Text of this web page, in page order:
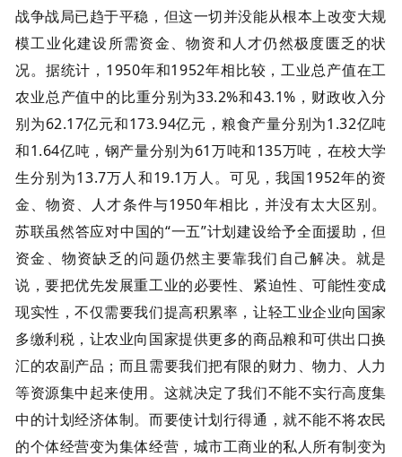
战争战局已趋于平稳，但这一切并没能从根本上改变大规
模工业化建设所需资金、物资和人才仍然极度匮乏的状
况。据统计，1950年和1952年相比较，工业总产值在工
农业总产值中的比重分别为33.2%和43.1%，财政收入分
别为62.17亿元和173.94亿元，粮食产量分别为1.32亿吨
和1.64亿吨，钢产量分别为61万吨和135万吨，在校大学
生分别为13.7万人和19.1万人。可见，我国1952年的资
金、物资、人才条件与1950年相比，并没有太大区别。
苏联虽然答应对中国的“一五”计划建设给予全面援助，但
资金、物资缺乏的问题仍然主要靠我们自己解决。就是
说，要把优先发展重工业的必要性、紧迫性、可能性变成
现实性，不仅需要我们提高积累率，让轻工业企业向国家
多缴利税，让农业向国家提供更多的商品粮和可供出口换
汇的农副产品；而且需要我们把有限的财力、物力、人力
等资源集中起来使用。这就决定了我们不能不实行高度集
中的计划经济体制。而要使计划行得通，就不能不将农民
的个体经营变为集体经营，城市工商业的私人所有制变为